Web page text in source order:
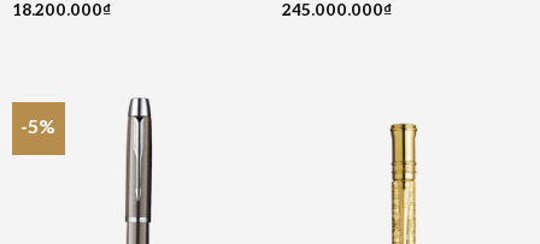
18.200.000₫
245.000.000₫
-5%